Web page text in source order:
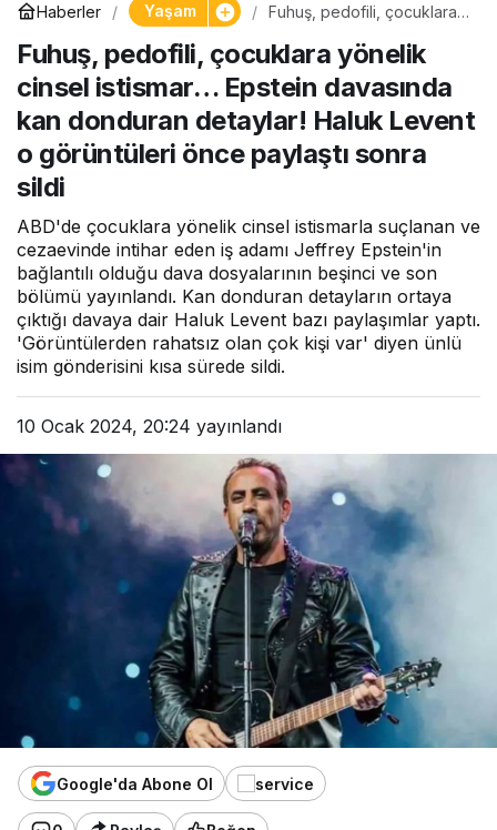
Haberler Yaşam
Fuhuş, pedofili, çocuklara
Epstein davasında kan
donduran detaylar! Haluk
Levent o görüntüleri önce
Fuhuş, pedofili, çocuklara yönelik
cinsel istismar… Epstein davasında
kan donduran detaylar! Haluk Levent
o görüntüleri önce paylaştı sonra
sildi
ABD'de çocuklara yönelik cinsel istismarla suçlanan ve
cezaevinde intihar eden iş adamı Jeffrey Epstein'in
bağlantılı olduğu dava dosyalarının beşinci ve son
bölümü yayınlandı. Kan donduran detayların ortaya
çıktığı davaya dair Haluk Levent bazı paylaşımlar yaptı.
'Görüntülerden rahatsız olan çok kişi var' diyen ünlü
isim gönderisini kısa sürede sildi.
10 Ocak 2024, 20:24 yayınlandı
Google'da Abone Ol